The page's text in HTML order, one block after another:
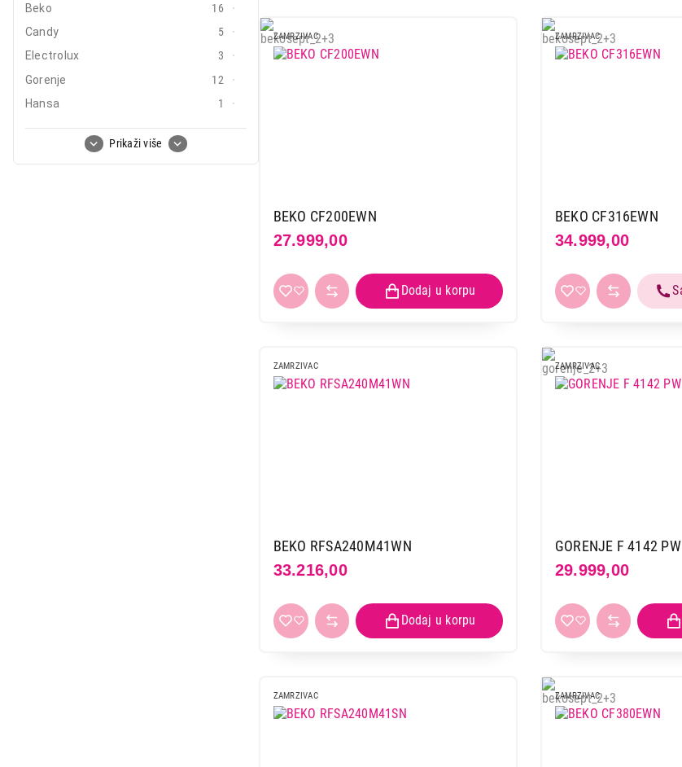
Mali kuhinjski aparati
Nega tela, lepota i zdravlje
Sport i putovanje
Sve za kuću i baštu
Prikaži više
Beko
16
Candy
5
Electrolux
3
Gorenje
12
Hansa
1
Koncar
3
ZAMRZIVAC
BEKO CF200EWN
27.999,00
ZAMRZIVAC
BEKO CF316EWN
34.999,00
ZAMRZIVAC
BEKO RFSA240M41WN
33.216,00
ZAMRZIVAC
GORENJE F 4142 PW
29.999,00
ZAMRZIVAC ZAMRZIVAC